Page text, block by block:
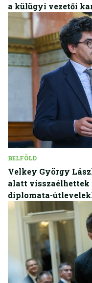
a külügyi vezetői
BELFÖLD
Velkey György
alatt visszaélhettek
diplomata-